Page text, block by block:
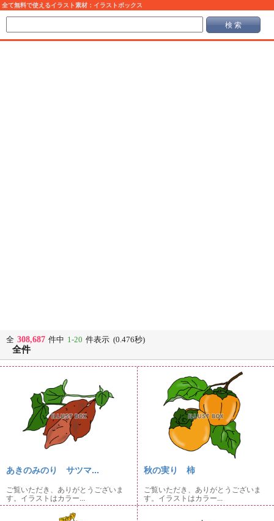
全て無料で使えるイラスト素材：イラストボックス
検 索
全 308,687 件中 1-20 件表示 (0.476秒)
全件
あきのみのり サツマ...
ご覧いただき、ありがとうございま
す。イラストはカラー...
秋の実り 柿
ご覧いただき、ありがとうございま
す。イラストはカラー...